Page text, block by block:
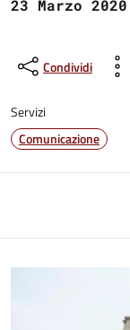
23 Marzo 2020
Condividi
Servizi
Comunicazione